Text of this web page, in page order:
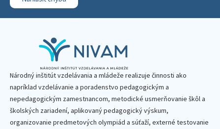
Národný inštitút vzdelávania a mládeže realizuje činnosti ako
napríklad vzdelávanie a poradenstvo pedagogickým a
nepedagogickým zamestnancom, metodické usmerňovanie škôl a
školských zariadení, aplikovaný pedagogický výskum,
organizovanie predmetových olympiád a súťaží, externé testovanie